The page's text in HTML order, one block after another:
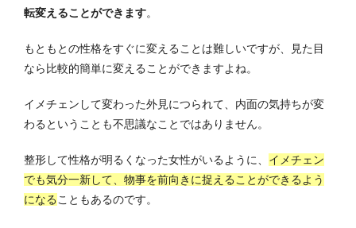
転変えることができます。
もともとの性格をすぐに変えることは難しいですが、見た目
なら比較的簡単に変えることができますよね。
イメチェンして変わった外見につられて、内面の気持ちが変
わるということも不思議なことではありません。
整形して性格が明るくなった女性がいるように、 イメチェン
でも気分一新して、物事を前向きに捉えることができるよう
になる こともあるのです。